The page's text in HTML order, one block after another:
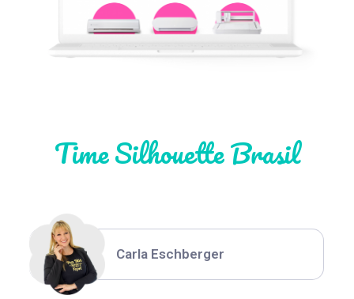
Time Silhouette Brasil
Thiara Ney
Carla Eschberger